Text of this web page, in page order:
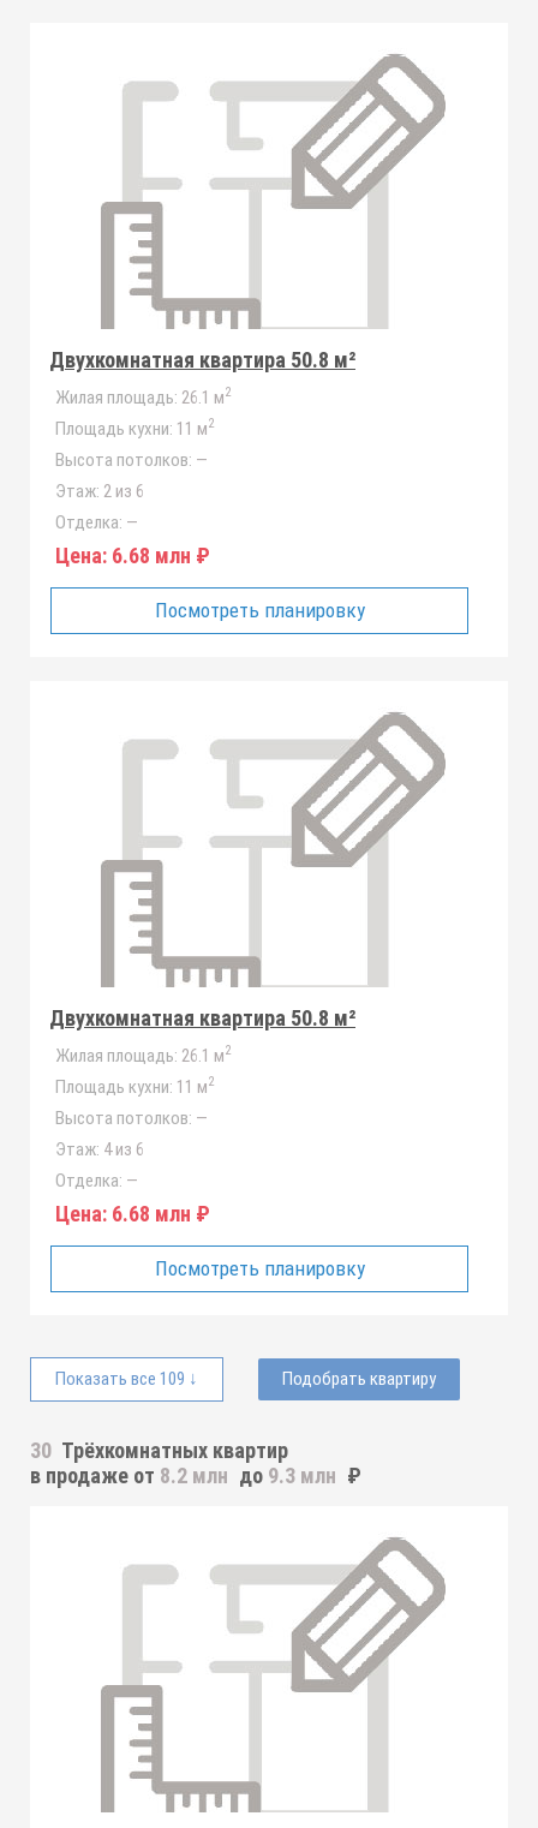
Двухкомнатная квартира 50.8 м²
Жилая площадь: 26.1 м2
Площадь кухни: 11 м2
Высота потолков: —
Этаж: 2 из 6
Отделка: —
Цена: 6.68 млн ₽
Посмотреть планировку
Двухкомнатная квартира 50.8 м²
Жилая площадь: 26.1 м2
Площадь кухни: 11 м2
Высота потолков: —
Этаж: 4 из 6
Отделка: —
Цена: 6.68 млн ₽
Посмотреть планировку
Показать все 109 ↓ Подобрать квартиру
30 Трёхкомнатных квартир
в продаже от 8.2 млн до 9.3 млн ₽